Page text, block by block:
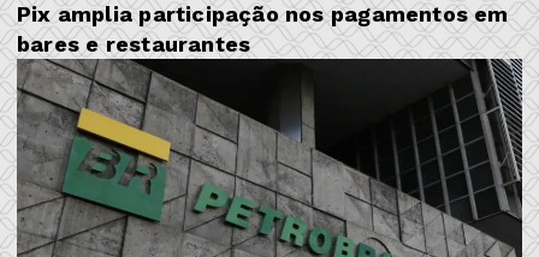
Pix amplia participação nos pagamentos em
bares e restaurantes